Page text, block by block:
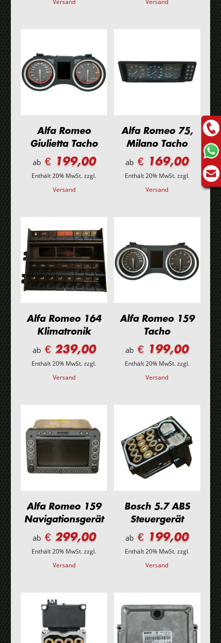
Alfa Romeo
Giulietta Tacho
ab€ 199,00
Enthält 20% MwSt.zzgl.
Versand
Alfa Romeo 75,
Milano Tacho
ab € 169,00
Enthält 20% MwSt.zzgl.
Versand
Alfa Romeo 164
Klimatronik
ab€ 239,00
Enthält 20% MwSt.zzgl.
Versand
Alfa Romeo 159
Tacho
ab € 199,00
Enthält 20% MwSt.zzgl.
Versand
Alfa Romeo 159
Navigationsgerät
ab€ 299,00
Enthält 20% MwSt.zzgl.
Versand
Bosch 5.7 ABS
Steuergerät
ab € 199,00
Enthält 20% MwSt.zzgl.
Versand